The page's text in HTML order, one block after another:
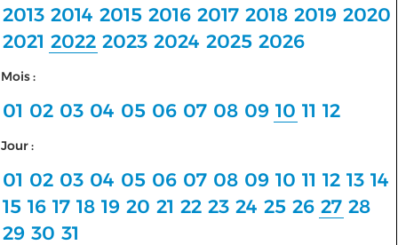
SÉLECTION DE L'ÉTÉ
ABONNEZ-VOUS À LA NEWSLETTER!
< RETOUR À L'ACCUEIL
2013 2014 2015 2016 2017 2018 2019 2020
2021 2022 2023 2024 2025 2026
Mois :
01 02 03 04 05 06 07 08 09 10 11 12
Jour :
01 02 03 04 05 06 07 08 09 10 11 12 13 14
15 16 17 18 19 20 21 22 23 24 25 26 27 28
29 30 31